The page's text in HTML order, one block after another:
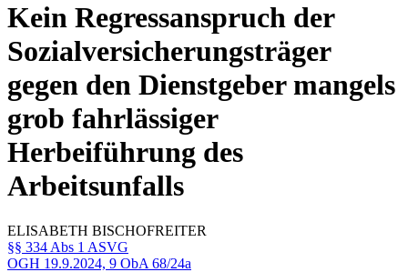
Kein Regressanspruch der
Sozialversicherungsträger
gegen den Dienstgeber mangels
grob fahrlässiger
Herbeiführung des
Arbeitsunfalls
ELISABETH BISCHOFREITER
§§ 334 Abs 1 ASVG
OGH 19.9.2024, 9 ObA 68/24a